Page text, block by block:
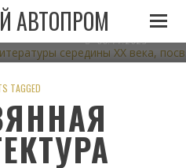
АВТОПРОМ
ЛИТЕРАТУРЫ
АВТОМОБИЛЬНОМУ
06.11.2023
TAGGED